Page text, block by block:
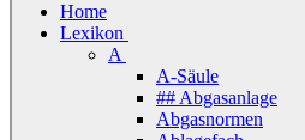
Home
Lexikon
A
A-Säule
## Abgasanlage
Abgasnormen